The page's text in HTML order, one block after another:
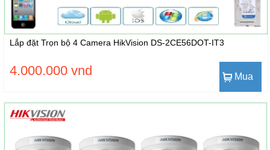
Lắp đặt Trọn bộ 4 Camera HikVision DS-2CE56DOT-IT3
4.000.000 vnd Mua